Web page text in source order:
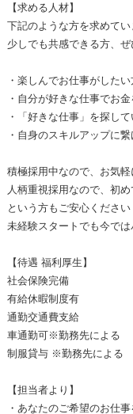
【求める人材】
下記のような方を求めてい
少しでも共感できる方、ぜ
・楽しんでお仕事がしたい
・自分が好きな仕事でお
・「好きな仕事」を探し
・自身のスキルアップに
積極採用中なので、お気
人柄重視採用なので、初め
という方もご安心ください
未経験スタートでも今で
【待遇 福利厚生】
社会保険完備
有給休暇制度有
通勤交通費支給
車通勤可※勤務先による
制服貸与 ※勤務先による
【担当者より】
・あなたのご希望のお仕